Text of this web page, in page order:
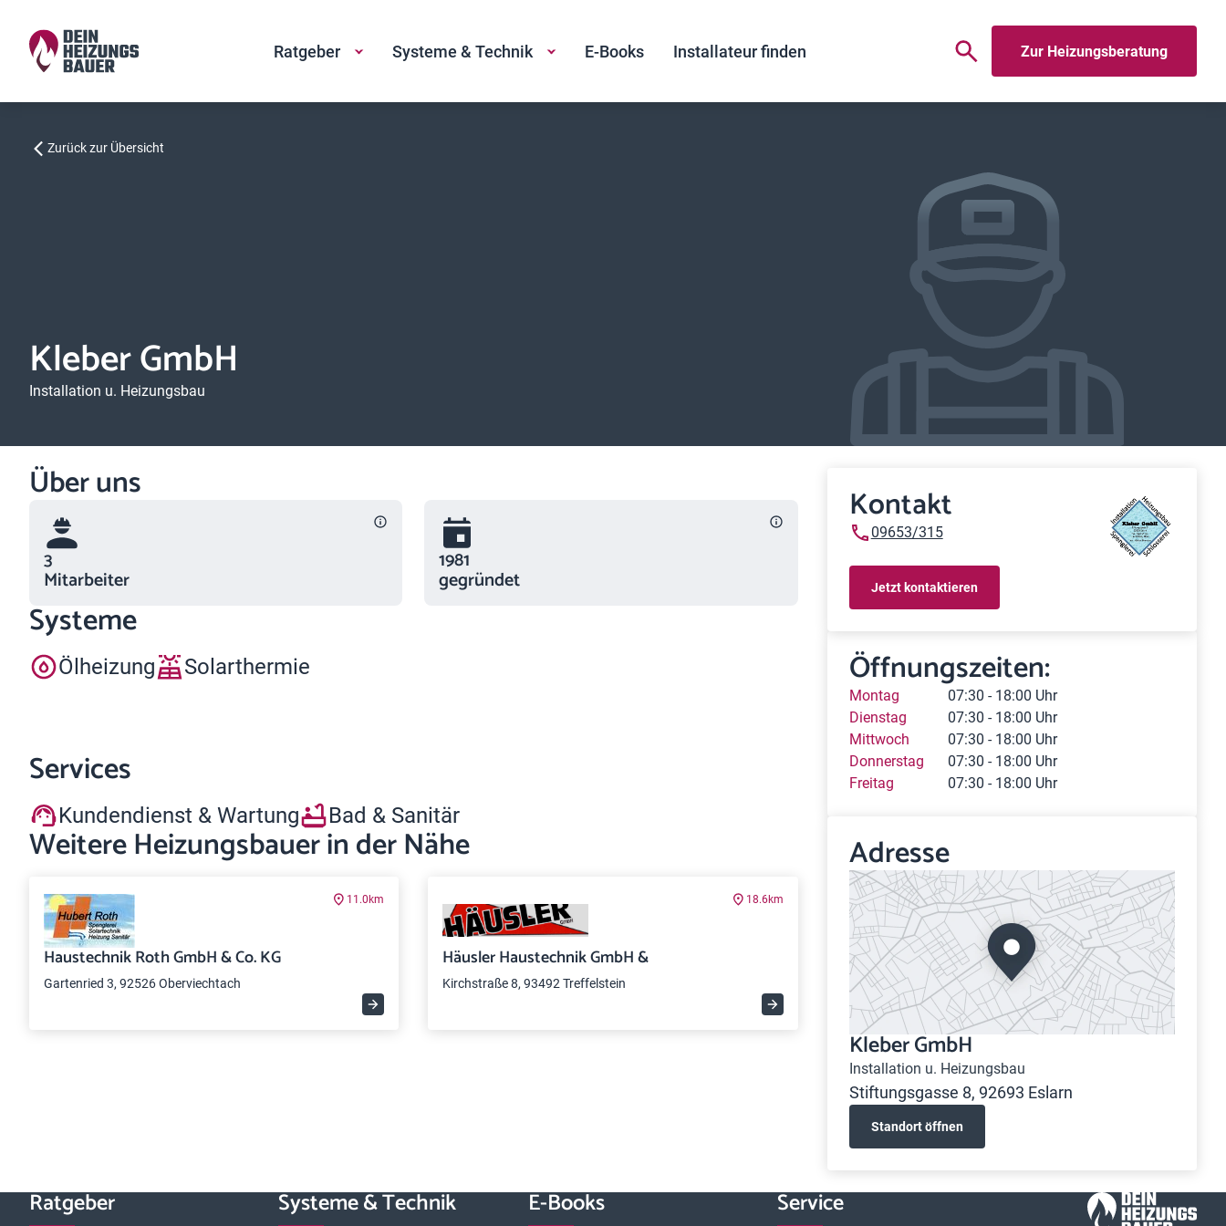
Ratgeber Systeme & Technik E-Books Installateur finden Zur Heizungsberatung
Zurück zur Übersicht
Kleber GmbH
Installation u. Heizungsbau
Über uns
3
Mitarbeiter
1981
gegründet
Systeme
Ölheizung Solarthermie
Services
Kundendienst & Wartung Bad & Sanitär
Weitere Heizungsbauer in der Nähe
11.0km
Haustechnik Roth GmbH & Co. KG
Gartenried 3, 92526 Oberviechtach
18.6km
Häusler Haustechnik GmbH &
Kirchstraße 8, 93492 Treffelstein
Kontakt
09653/315
Jetzt kontaktieren
Öffnungszeiten:
Montag
07:30 - 18:00 Uhr
Dienstag
07:30 - 18:00 Uhr
Mittwoch
07:30 - 18:00 Uhr
Donnerstag
07:30 - 18:00 Uhr
Freitag
07:30 - 18:00 Uhr
Adresse
Kleber GmbH
Installation u. Heizungsbau
Stiftungsgasse 8, 92693 Eslarn
Standort öffnen
Ratgeber Systeme & Technik E-Books Service